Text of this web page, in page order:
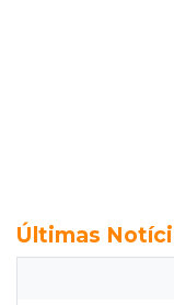
Últimas